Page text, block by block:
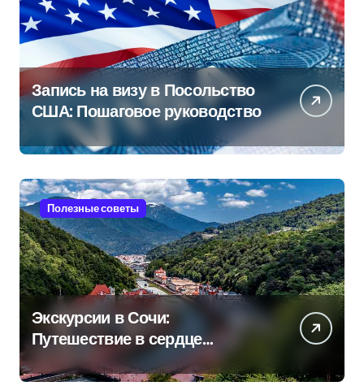
Запись на визу в Посольство
США: Пошаговое руководство
Полезные советы
Экскурсии в Сочи:
Путешествие в сердце
Черноморского курорта